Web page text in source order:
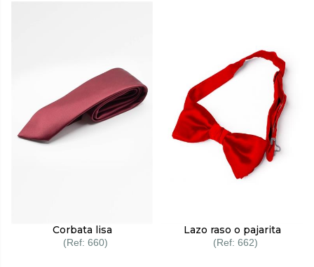
Corbata lisa
660
Lazo raso o pajarita
662